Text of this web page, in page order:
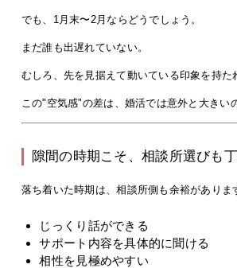
でも、1月末〜2月ならどうでしょう。
まだ誰も出遅れていない。
むしろ、先を見据えて動いている印象を持た
この"空気感"の差は、婚活では意外と大きい
隙間の時期こそ、相談所選びも
落ち着いた時期は、相談所側も余裕がありま
じっくり話ができる
サポート内容を具体的に聞ける
相性を見極めやすい